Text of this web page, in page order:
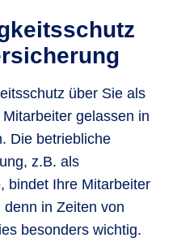
über Sie als
gelassen in
Die betriebliche
z.B. als
bindet Ihre Mitarbeiter
in Zeiten von
besonders wichtig.